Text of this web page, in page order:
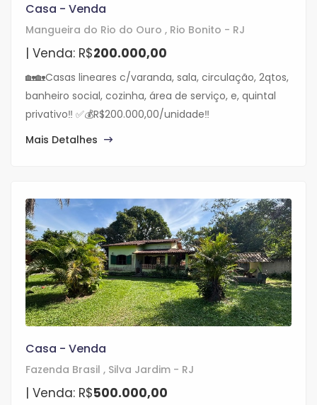
Casa - Venda
Mangueira do Rio do Ouro , Rio Bonito - RJ
| Venda: R$200.000,00
🏡🏡Casas lineares c/varanda, sala, circulação, 2qtos,
banheiro social, cozinha, área de serviço, e, quintal
privativo‼️ ✅💰R$200.000,00/unidade‼️
Mais Detalhes
Casa - Venda
Fazenda Brasil , Silva Jardim - RJ
| Venda: R$500.000,00